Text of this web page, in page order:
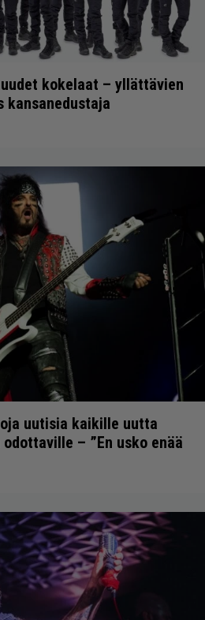
kokelaat – yllättävien
kansanedustaja
uutisia kaikille uutta
– ”En usko enää